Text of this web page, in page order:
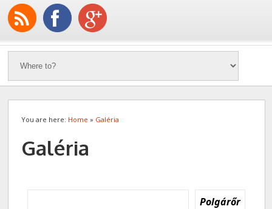
You are here: Home » Galéria
Galéria
Polgárőr